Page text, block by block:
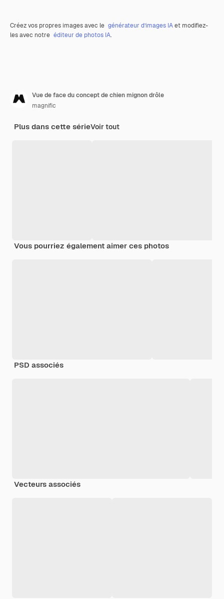
Créez vos propres images avec le générateur d’images IAet modifiez-
les avec notre éditeur de photos IA.
Vue de face du concept de chien mignon drôle
magnific
Plus dans cette sérieVoir tout
Vous pourriez également aimer ces photos
PSD associés
Vecteurs associés